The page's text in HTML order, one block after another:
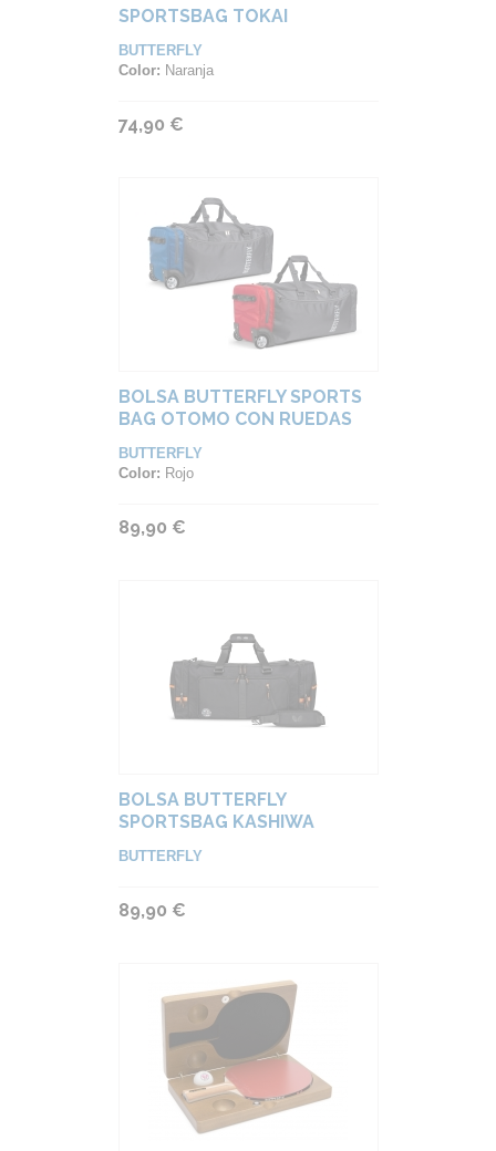
SPORTSBAG TOKAI
BUTTERFLY
Color: Naranja
74,90 €
BOLSA BUTTERFLY SPORTS
BAG OTOMO CON RUEDAS
BUTTERFLY
Color: Rojo
89,90 €
BOLSA BUTTERFLY
SPORTSBAG KASHIWA
BUTTERFLY
89,90 €